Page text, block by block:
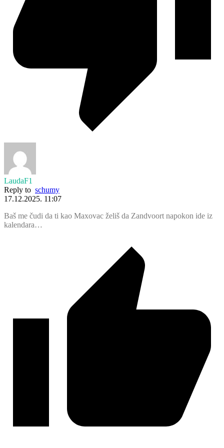
LaudaF1
Reply to schumy
17.12.2025. 11:07
Baš me čudi da ti kao Maxovac želiš da Zandvoort napokon ide iz
kalendara…